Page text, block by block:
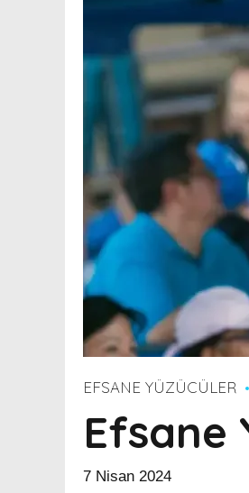
EFSANE YÜZÜCÜLER
Efsane
7 Nisan 2024